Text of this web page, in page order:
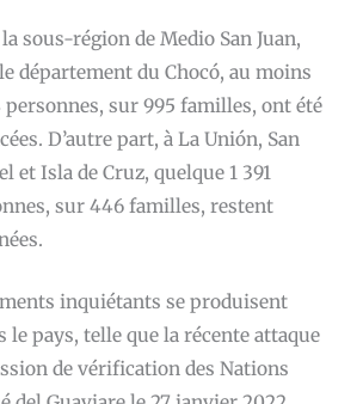
sous-région de Medio San Juan,
département du Chocó, au moins
personnes, sur 995 familles, ont été
D’autre part, à La Unión, San
et Isla de Cruz, quelque 1 391
sur 446 familles, restent
inquiétants se produisent
le pays, telle que la récente attaque
de vérification des Nations